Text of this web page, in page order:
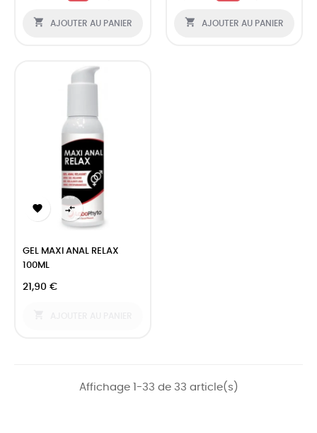
 AJOUTER AU PANIER  AJOUTER AU PANIER
 
GEL MAXI ANAL RELAX
100ML
21,90 €
Affichage 1-33 de 33 article(s)